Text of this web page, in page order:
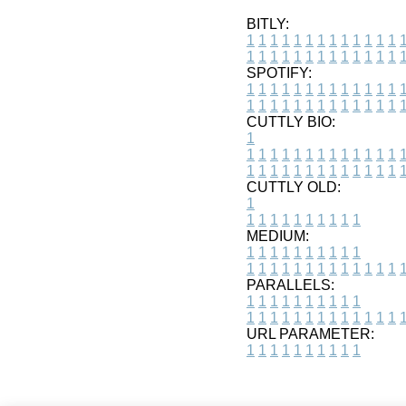
BITLY:
1 1 1 1 1 1 1 1 1 1 1 1 1 1
1 1 1 1 1 1 1 1 1 1 1 1 1 1
SPOTIFY:
1 1 1 1 1 1 1 1 1 1 1 1 1 1
1 1 1 1 1 1 1 1 1 1 1 1 1 1
CUTTLY BIO:
1
1 1 1 1 1 1 1 1 1 1 1 1 1 1
1 1 1 1 1 1 1 1 1 1 1 1 1 1
CUTTLY OLD:
1
1 1 1 1 1 1 1 1 1 1
MEDIUM:
1 1 1 1 1 1 1 1 1 1
1 1 1 1 1 1 1 1 1 1 1 1 1 1
PARALLELS:
1 1 1 1 1 1 1 1 1 1
1 1 1 1 1 1 1 1 1 1 1 1 1 1
URL PARAMETER:
1 1 1 1 1 1 1 1 1 1